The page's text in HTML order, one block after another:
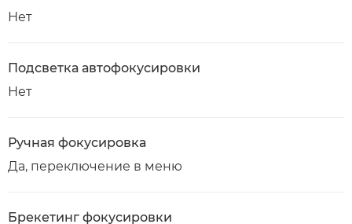
Нет
Подсветка автофокусировки
Нет
Ручная фокусировка
Да, переключение в меню
Брекетинг фокусировки